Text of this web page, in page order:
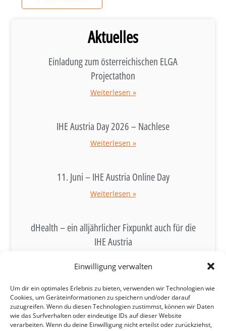
Einwilligung verwalten
Um dir ein optimales Erlebnis zu bieten, verwenden wir Technologien wie
Cookies, um Geräteinformationen zu speichern und/oder darauf
zuzugreifen. Wenn du diesen Technologien zustimmst, können wir Daten
wie das Surfverhalten oder eindeutige IDs auf dieser Website
verarbeiten. Wenn du deine Einwilligung nicht erteilst oder zurückziehst,
Aktuelles
Einladung zum österreichischen ELGA
Projectathon
Weiterlesen »
IHE Austria Day 2026 – Nachlese
Weiterlesen »
11. Juni – IHE Austria Online Day
Weiterlesen »
dHealth – ein alljährlicher Fixpunkt auch für die
IHE Austria
Alle News lesen